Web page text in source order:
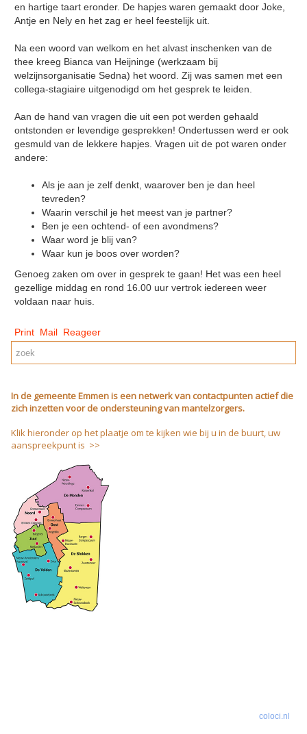
en hartige taart eronder. De hapjes waren gemaakt door Joke,
Antje en Nely en het zag er heel feestelijk uit.
Na een woord van welkom en het alvast inschenken van de
thee kreeg Bianca van Heijninge (werkzaam bij
welzijnsorganisatie Sedna) het woord. Zij was samen met een
collega-stagiaire uitgenodigd om het gesprek te leiden.
Aan de hand van vragen die uit een pot werden gehaald
ontstonden er levendige gesprekken! Ondertussen werd er ook
gesmuld van de lekkere hapjes. Vragen uit de pot waren onder
andere:
Als je aan je zelf denkt, waarover ben je dan heel
tevreden?
Waarin verschil je het meest van je partner?
Ben je een ochtend- of een avondmens?
Waar word je blij van?
Waar kun je boos over worden?
Genoeg zaken om over in gesprek te gaan! Het was een heel
gezellige middag en rond 16.00 uur vertrok iedereen weer
voldaan naar huis.
Print Mail Reageer
In de gemeente Emmen is een netwerk van contactpunten actief die
zich inzetten voor de ondersteuning van mantelzorgers.
Klik hieronder op het plaatje om te kijken wie bij u in de buurt, uw
aanspreekpunt is >>
coloci.nl